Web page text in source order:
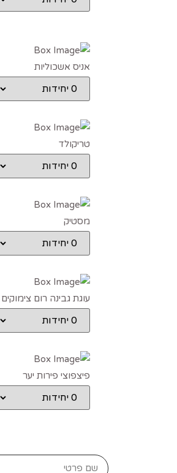
אניס אשכוליות
טריקולד
מסטיק
עוגת גבינה רום צימוקים
פיצפוצי פירות יער